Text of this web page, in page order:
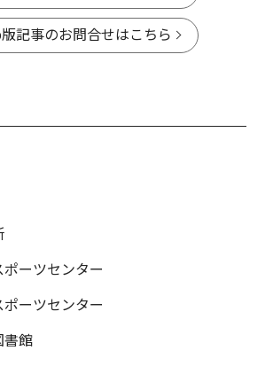
記事のお問合せはこちら
ーツセンター
ーツセンター
書館